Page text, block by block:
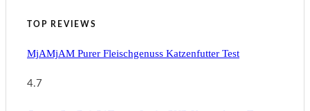
TOP REVIEWS
MjAMjAM Purer Fleischgenuss Katzenfutter Test
4.7